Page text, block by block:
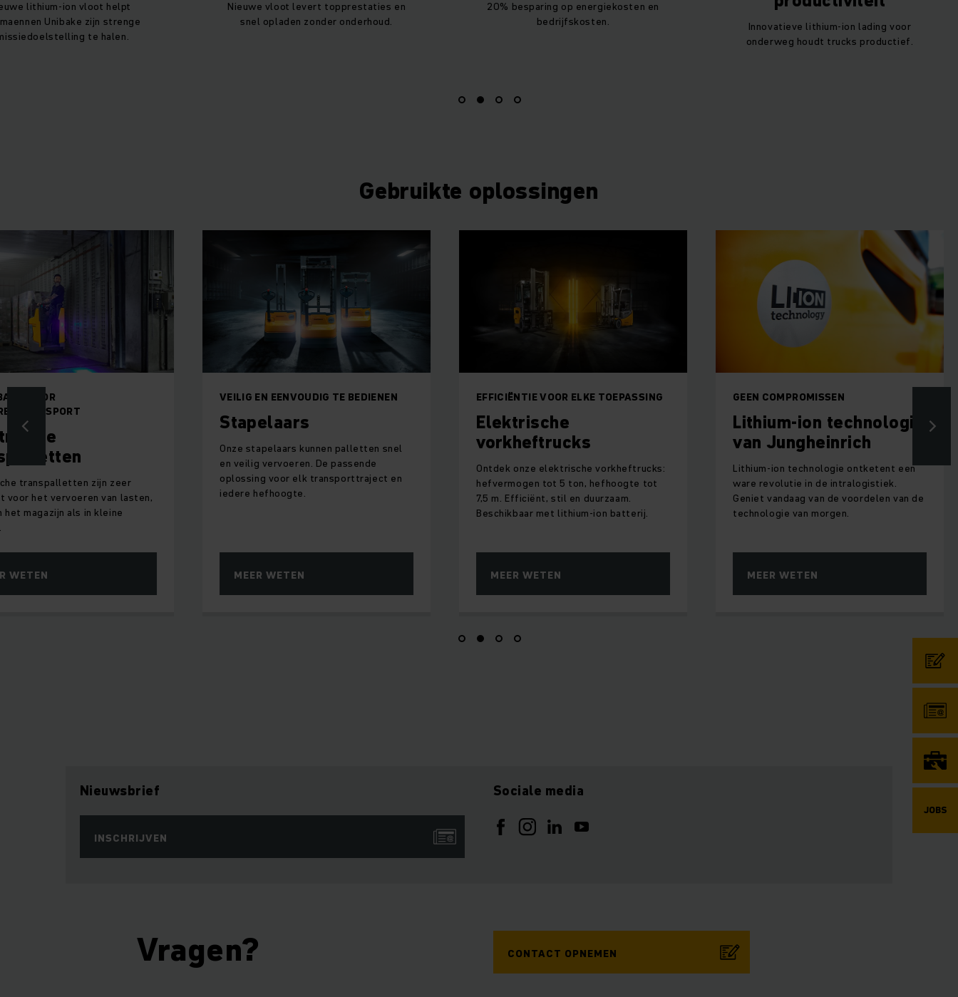
lithium-ion vloot helpt
Unibake zijn strenge
te halen.
Nieuwe vloot levert topprestaties en
snel opladen zonder onderhoud.
20% besparing op energiekosten en
bedrijfskosten.
Innovatieve lithium-ion lading voor
onderweg houdt trucks productief.
Gebruikte oplossingen
VOOR
transpalletten zijn zeer
voor het vervoeren van lasten,
het magazijn als in kleine
WETEN
VEILIG EN EENVOUDIG TE BEDIENEN
Stapelaars
Onze stapelaars kunnen palletten snel
en veilig vervoeren. De passende
oplossing voor elk transporttraject en
iedere hefhoogte.
MEER WETEN
EFFICIËNTIE VOOR ELKE TOEPASSING
Elektrische
vorkheftrucks
Ontdek onze elektrische vorkheftrucks:
hefvermogen tot 5 ton, hefhoogte tot
7,5 m. Efficiënt, stil en duurzaam.
Beschikbaar met lithium-ion batterij.
MEER WETEN
GEEN COMPROMISSEN
Lithium-ion technologie
van Jungheinrich
Lithium-ion technologie ontketent een
ware revolutie in de intralogistiek.
Geniet vandaag van de voordelen van de
technologie van morgen.
MEER WETEN
Nieuwsbrief
INSCHRIJVEN
Sociale media
Vragen? CONTACT OPNEMEN